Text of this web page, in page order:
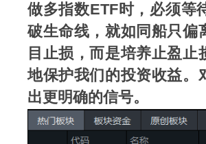
做多指数ETF时，必须等
破生命线，就如同船只偏
目止损，而是培养止盈
地保护我们的投资收益。
出更明确的信号。